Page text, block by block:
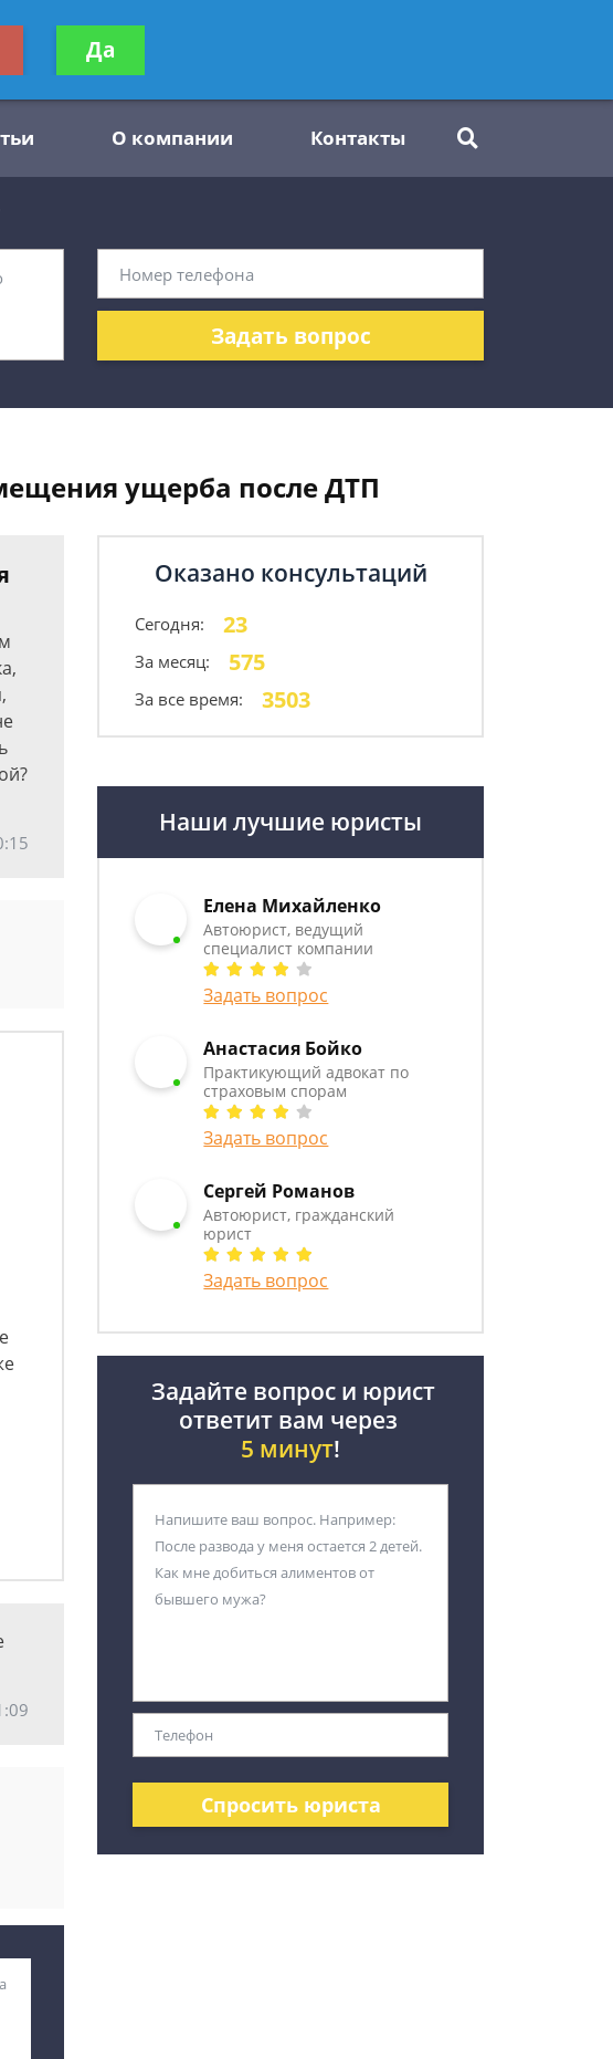
консультацию
бесплатно
О компании Контакты
Задать вопрос
ущерба после ДТП
Оказано консультаций
Сегодня: 23
За месяц: 575
За все время: 3503
Наши лучшие юристы
Елена Михайленко
Автоюрист, ведущий
специалист компании
Задать вопрос
Анастасия Бойко
Практикующий адвокат по
страховым спорам
Задать вопрос
Сергей Романов
Автоюрист, гражданский
юрист
Задать вопрос
Задайте вопрос и юрист
ответит вам через
5 минут!
Спросить юриста
Да